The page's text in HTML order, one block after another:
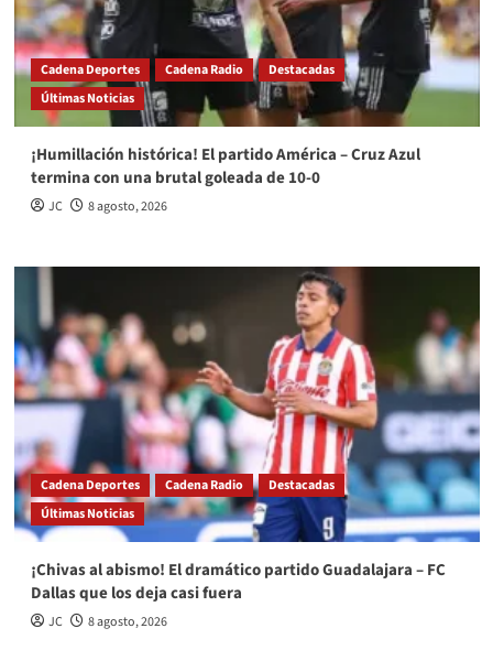
Cadena Deportes Cadena Radio
Destacadas
Últimas Noticias
¡Humillación histórica! El partido América – Cruz Azul
termina con una brutal goleada de 10-0
JC 8 agosto, 2026
Cadena Deportes Cadena Radio
Destacadas
Últimas Noticias
¡Chivas al abismo! El dramático partido Guadalajara – FC
Dallas que los deja casi fuera
JC 8 agosto, 2026